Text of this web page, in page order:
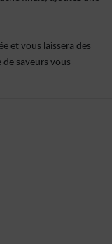
et vous laissera des
saveurs vous